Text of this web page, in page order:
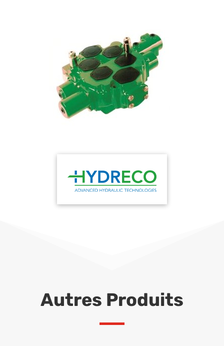
Autres Produits